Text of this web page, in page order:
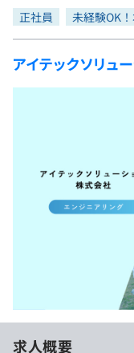
インターン
新卒エージェント
就活成功ガイド
問題集
4択課題
学校向けプラン
契約内容・クーポン
プログラミング言語
ゲーム・マンガ
Tech Team Journal
note
paizaとは？
正社員 未経験OK
アイテックソリュ
求人概要